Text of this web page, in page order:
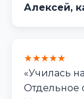
Алексей,
★★★★★
«Училась
Отдельное